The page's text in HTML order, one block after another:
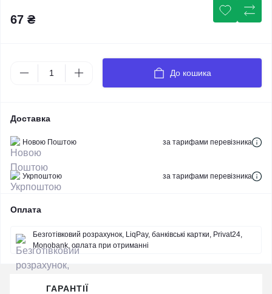
67 ₴
До кошика
Доставка
Новою Поштою за тарифами перевізника
Укрпоштою за тарифами перевізника
Оплата
Безготівковий розрахунок, LiqPay, банківські картки, Privat24,
Monobank, оплата при отриманні
ГАРАНТІЇ